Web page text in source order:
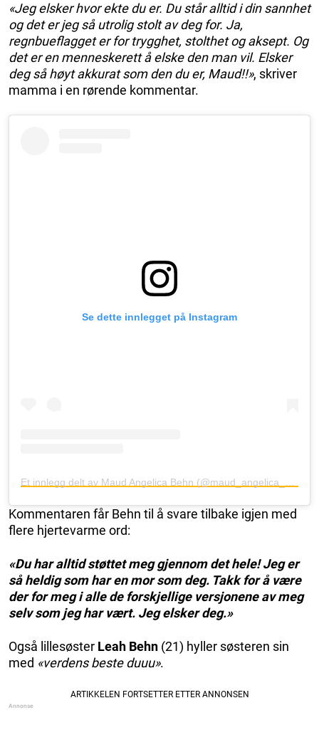
«Jeg elsker hvor ekte du er. Du står alltid i din sannhet
og det er jeg så utrolig stolt av deg for. Ja,
regnbueflagget er for trygghet, stolthet og aksept. Og
det er en menneskerett å elske den man vil. Elsker
deg så høyt akkurat som den du er, Maud!!», skriver
mamma i en rørende kommentar.
Se dette innlegget på Instagram
Et innlegg delt av Maud Angelica Behn (@maud_angelica_behn)
Kommentaren får Behn til å svare tilbake igjen med
flere hjertevarme ord:
«Du har alltid støttet meg gjennom det hele! Jeg er
så heldig som har en mor som deg. Takk for å være
der for meg i alle de forskjellige versjonene av meg
selv som jeg har vært. Jeg elsker deg.»
Også lillesøster Leah Behn (21) hyller søsteren sin
med «verdens beste duuu».